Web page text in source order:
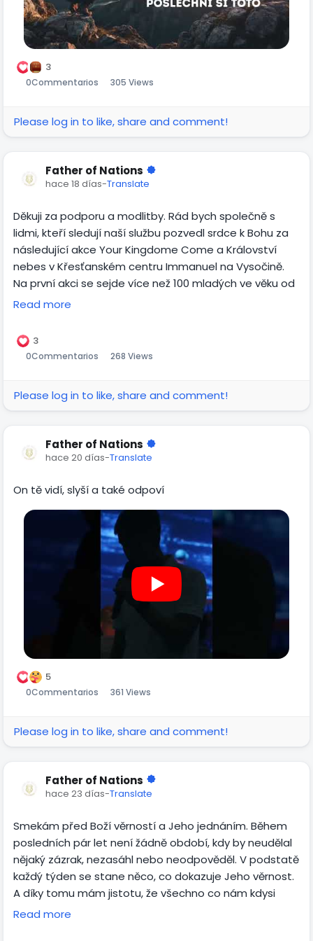
3
0Commentarios 305 Views
Please log in to like, share and comment!
Father of Nations
hace 18 días-Translate
Děkuji za podporu a modlitby. Rád bych společně s
lidmi, kteří sledují naší službu pozvedl srdce k Bohu za
následující akce Your Kingdome Come a Království
nebes v Křesťanském centru Immanuel na Vysočině.
Na první akci se sejde více než 100 mladých ve věku od
18 do 25 let a věřím, že to bude čas, kdy se bude Duch
Read more
3
0Commentarios 268 Views
Please log in to like, share and comment!
Father of Nations
hace 20 días-Translate
On tě vidí, slyší a také odpoví
5
0Commentarios 361 Views
Please log in to like, share and comment!
Father of Nations
hace 23 días-Translate
Smekám před Boží věrností a Jeho jednáním. Během
posledních pár let není žádně období, kdy by neudělal
nějaký zázrak, nezasáhl nebo neodpověděl. V podstatě
každý týden se stane něco, co dokazuje Jeho věrnost.
A díky tomu mám jistotu, že všechno co nám kdysi
slíbil, i k České republice, se krok po kroku naplní.
Read more